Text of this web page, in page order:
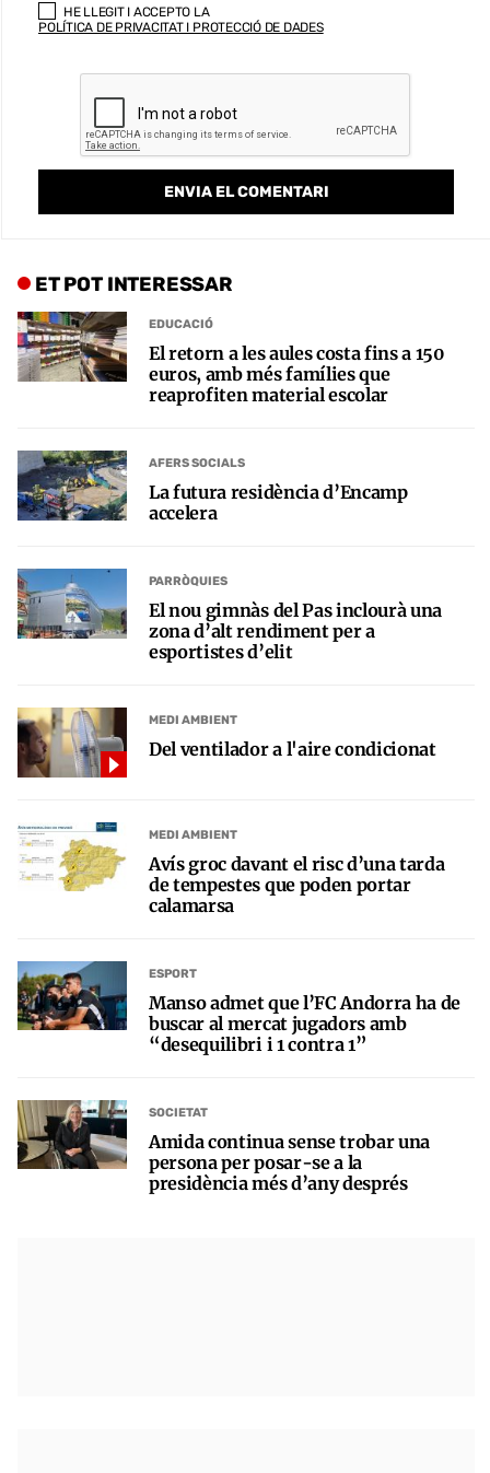
HE LLEGIT I ACCEPTO LA
POLÍTICA DE PRIVACITAT I PROTECCIÓ DE DADES
ET POT INTERESSAR
EDUCACIÓ
El retorn a les aules costa fins a 150
euros, amb més famílies que
reaprofiten material escolar
AFERS SOCIALS
La futura residència d’Encamp
accelera
PARRÒQUIES
El nou gimnàs del Pas inclourà una
zona d’alt rendiment per a
esportistes d’elit
MEDI AMBIENT
Del ventilador a l'aire condicionat
MEDI AMBIENT
Avís groc davant el risc d’una tarda
de tempestes que poden portar
calamarsa
ESPORT
Manso admet que l’FC Andorra ha de
buscar al mercat jugadors amb
“desequilibri i 1 contra 1”
SOCIETAT
Amida continua sense trobar una
persona per posar-se a la
presidència més d’any després